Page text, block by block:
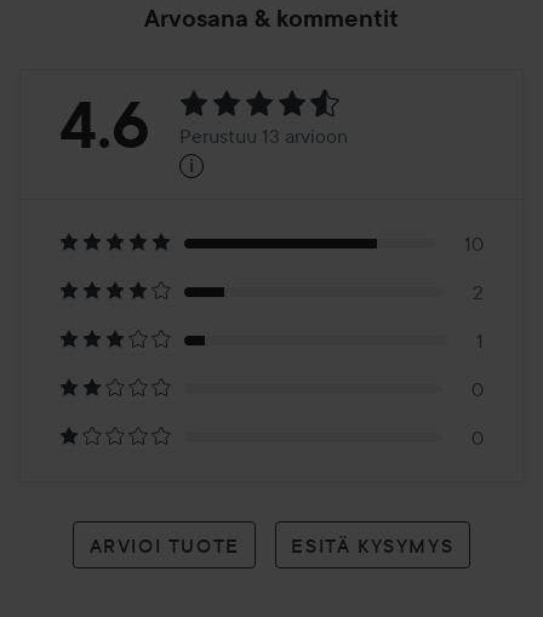
Arvosana & kommentit
Arvosana:
Perustuu
13
arvioon
4.6 Perustuu 13 arvioon
i
10
2
1
0
0
ARVIOI TUOTE ESITÄ KYSYMYS